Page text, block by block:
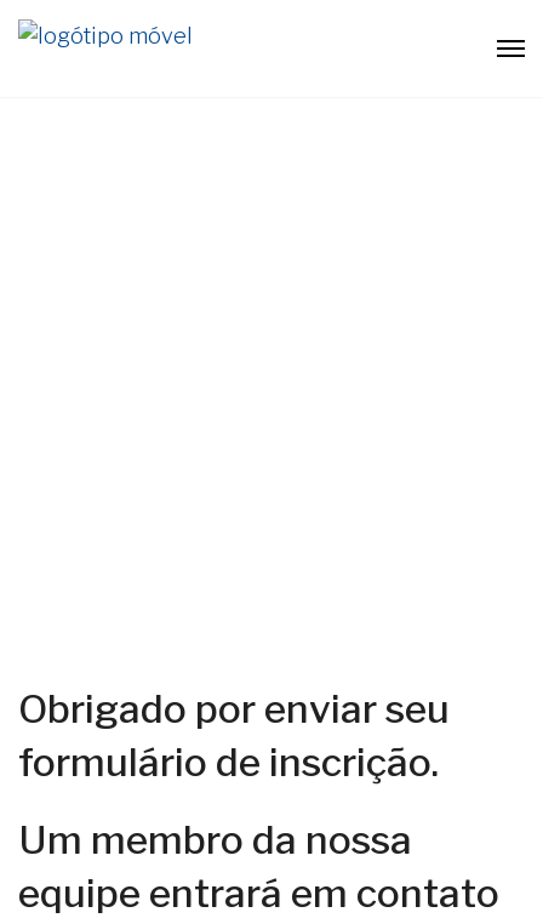
Obrigado por enviar seu
formulário de inscrição.
Um membro da nossa
equipe entrará em contato